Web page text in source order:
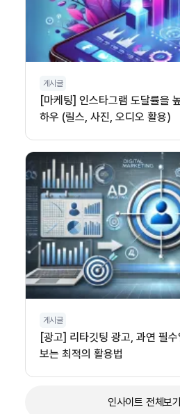
게시글
[마케팅] 인스타그램 도달률을
하우 (릴스, 사진, 오디오 활용)
게시글
[광고] 리타깃팅 광고, 과연 필
보는 최적의 활용법
인사이트 전체보기